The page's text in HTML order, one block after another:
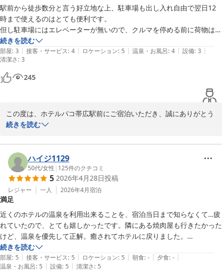
けるよう、美味しい料理を提供して参ります。
バスタブの排水につきましては、ご迷惑をおかけいたしました。申
し訳ございません。
至急確認のうえ、改善に努めます。ご指摘いただきありがとうござ
います。
また十勝にお越しの際は、是非当ホテルをご利用ください。ご来館
を、スタッフ一同お待ち申し上げております。
2026-05-09
駅前から徒歩数分と言う好立地な上、駐車場も出し入れ自由で翌日12
時まで使えるのはとても便利です。
但し駐車場にはエレベーターが無いので、クルマを停める前に荷物は降
ろしたほうが良いのと、通りを挟んだところにあるので、夏は良いけど
冬はたいへんかも。
大浴場は無いけど、近くの別のホテルの大浴場に一回入れるし、すぐそ
ばの福井ホテルのお風呂に入りに行くのもありです。
豚丼のぱんちょうや、はなとかちも徒歩圏内。はげ天、インデアンカレ
ー、ふじもりも近い。夜は直ぐ側に夜のスープカレー屋さんもあるし、
アメニティは歯ブラシのみ。他は購入が必要だったりするけど。
朝食バイキングも1100円と安い。
続きを読む
部屋: 3 | 接客・サービス: 4 | ロケーション: 5 | 温泉・お風呂: 4 | 設備: 3 |
清潔さ: 3
245
この度は、ホテルパコ帯広駅前にご宿泊いただき、誠にありがとう
ございます。
で、周辺にはたくさんの飲食店がございます。有名な豚丼屋さんを
はじめ、ふじもりさんではインデアンカレーの他ボリュームのある
料理を、リーズナブルな金額でお召し上がりいただけます。
そして北海道のコンビニといえばセイコーマート。価格や地域性に
重点をおき、北海道では圧倒的な存在感を持ちます。ホットシェフ
のかつ丼は私のイチオシでございますので、是非お召し上がりいた
だきたいです。
駐車場につきましては、エレベーターのない自走式立体駐車場でご
ざいまして、お客様には不自由をおかけすることもございますが、
事前のお荷物のお預かりで極力ご負担をかけぬよう努めておりま
す。ご了承いただけると幸いです。
また今後も朝食は「お母さんの味」をテーマに皆様にご満足いただ
続きを読む
ハイジ1129
50代/女性 | 125件のクチコミ
5 2026年4月28日投稿
レジャー 一人 2026年4月宿泊
満足
近くのホテルの温泉を利用出来ることを、宿泊当日まで知らなくて…疲
れていたので、とても嬉しかったです。隣にある焼肉屋も行きたかった
けど、温泉を優先して正解。癒されてホテルに戻りました。
お部屋も綺麗に清掃され、快適に過ごせました。
続きを読む
部屋: 5 | 接客・サービス: 5 | ロケーション: 5 | 朝食: - | 夕食: - |
温泉・お風呂: 5 | 設備: 5 | 清潔さ: 5